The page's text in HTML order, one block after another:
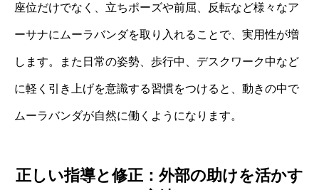
座位だけでなく、立ちポーズや前屈、反転など様々なア
ーサナにムーラバンダを取り入れることで、実用性が増
します。また日常の姿勢、歩行中、デスクワーク中など
に軽く引き上げを意識する習慣をつけると、動きの中で
ムーラバンダが自然に働くようになります。
正しい指導と修正：外部の助けを活かす